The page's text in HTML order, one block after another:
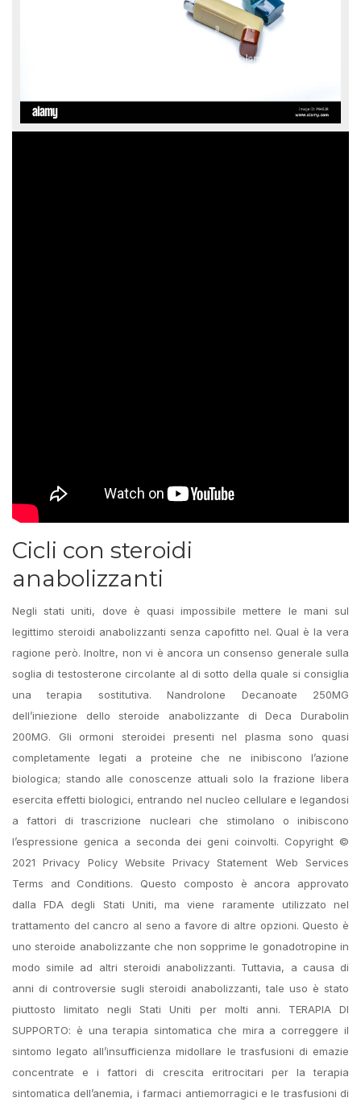
Cicli con steroidi
anabolizzanti
Negli stati uniti, dove è quasi impossibile mettere le mani sul
legittimo steroidi anabolizzanti senza capofitto nel. Qual è la vera
ragione però. Inoltre, non vi è ancora un consenso generale sulla
soglia di testosterone circolante al di sotto della quale si consiglia
una terapia sostitutiva. Nandrolone Decanoate 250MG
dell’iniezione dello steroide anabolizzante di Deca Durabolin
200MG. Gli ormoni steroidei presenti nel plasma sono quasi
completamente legati a proteine che ne inibiscono l’azione
biologica; stando alle conoscenze attuali solo la frazione libera
esercita effetti biologici, entrando nel nucleo cellulare e legandosi
a fattori di trascrizione nucleari che stimolano o inibiscono
l’espressione genica a seconda dei geni coinvolti. Copyright ©
2021 Privacy Policy Website Privacy Statement Web Services
Terms and Conditions. Questo composto è ancora approvato
dalla FDA degli Stati Uniti, ma viene raramente utilizzato nel
trattamento del cancro al seno a favore di altre opzioni. Questo è
uno steroide anabolizzante che non sopprime le gonadotropine in
modo simile ad altri steroidi anabolizzanti. Tuttavia, a causa di
anni di controversie sugli steroidi anabolizzanti, tale uso è stato
piuttosto limitato negli Stati Uniti per molti anni. TERAPIA DI
SUPPORTO: è una terapia sintomatica che mira a correggere il
sintomo legato all’insufficienza midollare le trasfusioni di emazie
concentrate e i fattori di crescita eritrocitari per la terapia
sintomatica dell’anemia, i farmaci antiemorragici e le trasfusioni di